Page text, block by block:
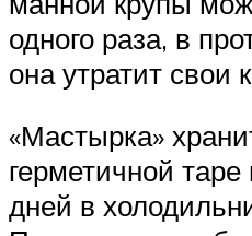
одного раза, в
она утратит свои
«Мастырка»
герметичной
дней в